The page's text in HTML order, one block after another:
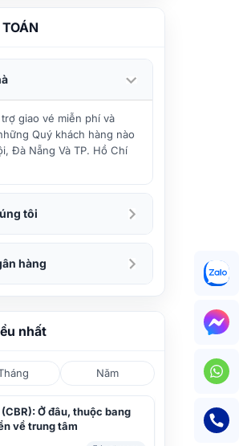
giao vé miễn phí và
Quý khách hàng nào
Đà Nẵng Và TP. Hồ Chí
tôi
hàng
nhất
Năm
Ở đâu, thuộc bang
về trung tâm